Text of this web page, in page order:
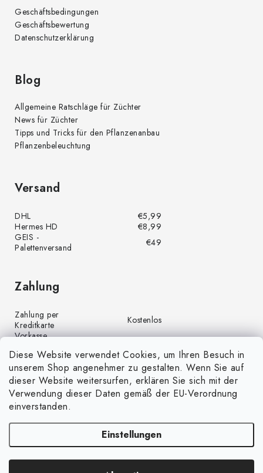
Diese Website verwendet Cookies, um Ihren Besuch in
unserem Shop angenehmer zu gestalten. Wenn Sie auf
dieser Website weitersurfen, erklären Sie sich mit der
Verwendung dieser Daten gemäß der EU-Verordnung
einverstanden.
Einstellungen
Geschäftsbedingungen
Geschäftsbewertung
Datenschutzerklärung
Blog
Allgemeine Ratschläge für Züchter
News für Züchter
Tipps und Tricks für den Pflanzenanbau
Pflanzenbeleuchtung
Versand
DHL
€5,99
Hermes HD
€8,99
GEIS -
Palettenversand
€49
Zahlung
Zahlung per
Kreditkarte
Kostenlos
Vorkasse
Zahlung per PayPal
Kostenlos
Nachnahme
€4,00
Copyright 2026GrünGarten.de. Alle Rechte vorbehalten.Cookie-